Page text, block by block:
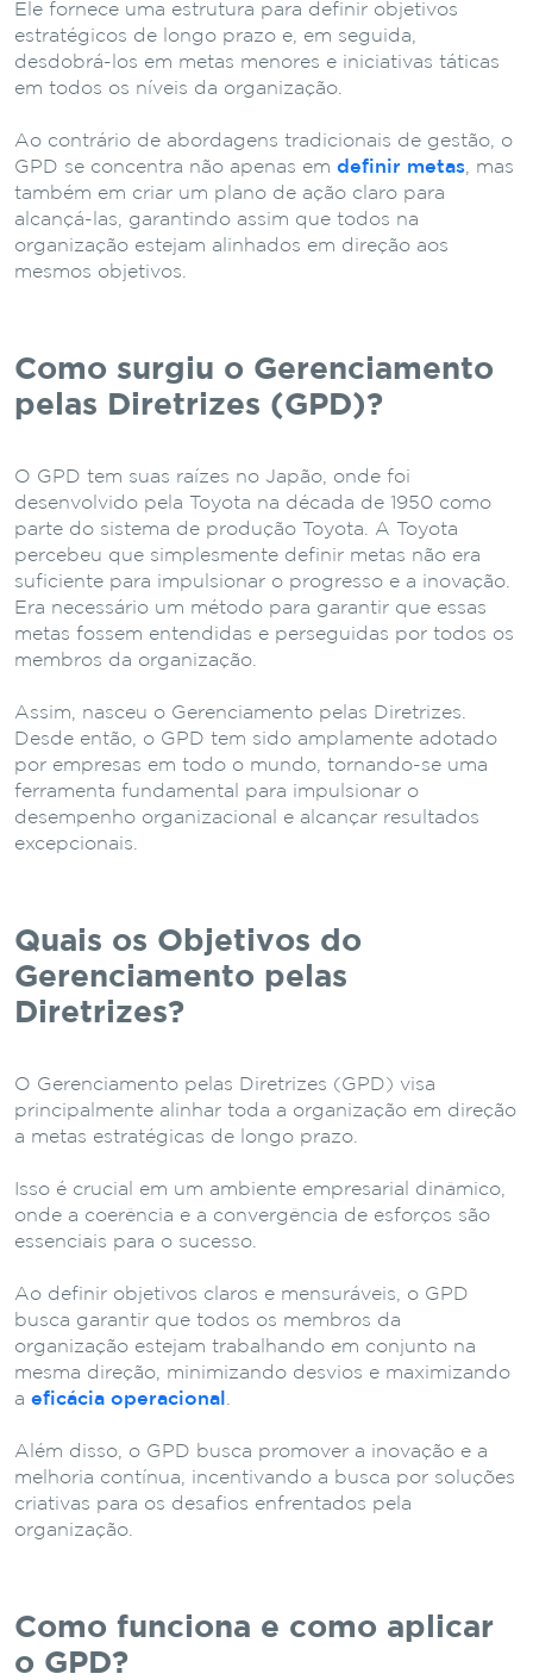
Ele fornece uma estrutura para definir objetivos
estratégicos de longo prazo e, em seguida,
desdobrá-los em metas menores e iniciativas táticas
em todos os níveis da organização.
Ao contrário de abordagens tradicionais de gestão, o
GPD se concentra não apenas em definir metas , mas
também em criar um plano de ação claro para
alcançá-las, garantindo assim que todos na
organização estejam alinhados em direção aos
mesmos objetivos.
Como surgiu o Gerenciamento
pelas Diretrizes (GPD)?
O GPD tem suas raízes no Japão, onde foi
desenvolvido pela Toyota na década de 1950 como
parte do sistema de produção Toyota. A Toyota
percebeu que simplesmente definir metas não era
suficiente para impulsionar o progresso e a inovação.
Era necessário um método para garantir que essas
metas fossem entendidas e perseguidas por todos os
membros da organização.
Assim, nasceu o Gerenciamento pelas Diretrizes.
Desde então, o GPD tem sido amplamente adotado
por empresas em todo o mundo, tornando-se uma
ferramenta fundamental para impulsionar o
desempenho organizacional e alcançar resultados
excepcionais.
Quais os Objetivos do
Gerenciamento pelas
Diretrizes?
O Gerenciamento pelas Diretrizes (GPD) visa
principalmente alinhar toda a organização em direção
a metas estratégicas de longo prazo.
Isso é crucial em um ambiente empresarial dinâmico,
onde a coerência e a convergência de esforços são
essenciais para o sucesso.
Ao definir objetivos claros e mensuráveis, o GPD
busca garantir que todos os membros da
organização estejam trabalhando em conjunto na
mesma direção, minimizando desvios e maximizando
a eficácia operacional
Além disso, o GPD busca promover a inovação e a
melhoria contínua, incentivando a busca por soluções
criativas para os desafios enfrentados pela
organização.
Como funciona e como aplicar
o GPD?